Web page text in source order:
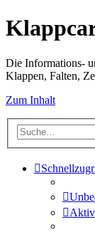
Die Informations-
Klappen, Falten,
Zum Inhalt